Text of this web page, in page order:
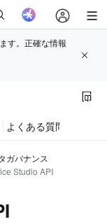
す。正確な情報
よくある質問
ガバナンス
Studio API